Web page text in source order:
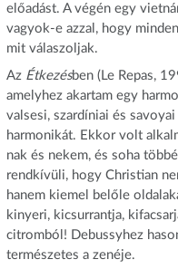
előadást. A végén egy
vagyok-e azzal, hogy
mit válaszoljak.
Az Étkezésben (Le Repas,
amelyhez akartam egy
valsesi, szardíniai és
harmonikát. Ekkor volt
nak és nekem, és soha
rendkívüli, hogy Christian
hanem kiemel belőle
kinyeri, kicsurrantja,
citromból! Debussyhez
természetes a zenéje.